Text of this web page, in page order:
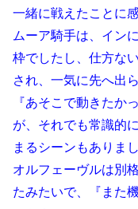
一緒に戦えたことに
ムーア騎手は、イン
枠でしたし、仕方な
され、一気に先へ出ら
『あそこで動きたか
が、それでも常識的
まるシーンもありまし
オルフェーヴルは別
たみたいで、『また